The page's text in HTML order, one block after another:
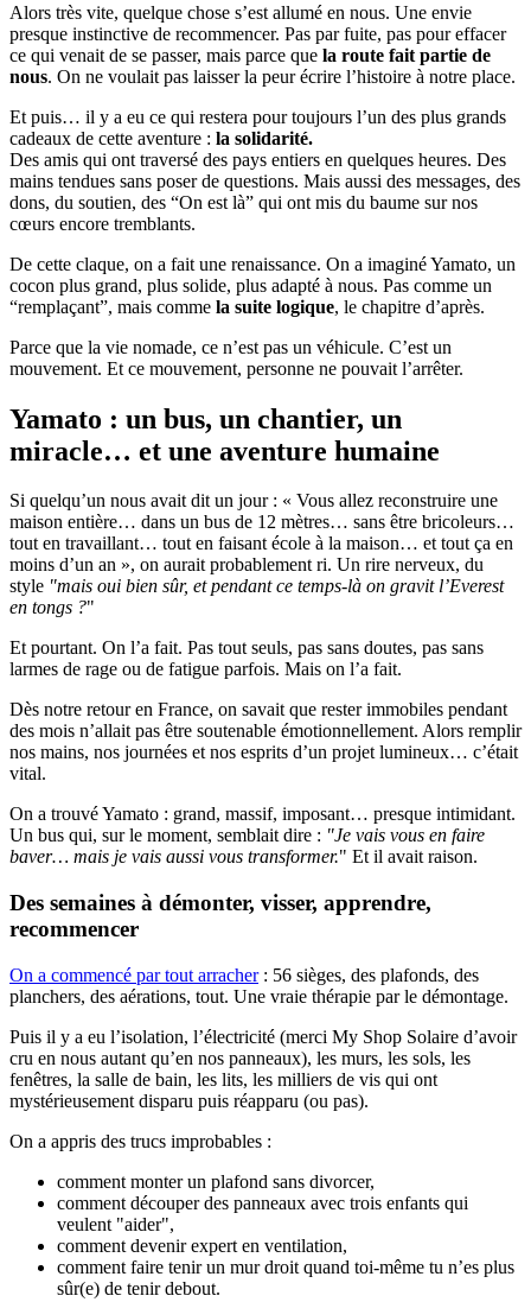
Alors très vite, quelque chose s’est allumé en nous. Une envie
presque instinctive de recommencer. Pas par fuite, pas pour effacer
ce qui venait de se passer, mais parce que la route fait partie de
nous. On ne voulait pas laisser la peur écrire l’histoire à notre place.
Et puis… il y a eu ce qui restera pour toujours l’un des plus grands
cadeaux de cette aventure : la solidarité.
Des amis qui ont traversé des pays entiers en quelques heures. Des
mains tendues sans poser de questions. Mais aussi des messages, des
dons, du soutien, des “On est là” qui ont mis du baume sur nos
cœurs encore tremblants.
De cette claque, on a fait une renaissance. On a imaginé Yamato, un
cocon plus grand, plus solide, plus adapté à nous. Pas comme un
“remplaçant”, mais comme la suite logique, le chapitre d’après.
Parce que la vie nomade, ce n’est pas un véhicule. C’est un
mouvement. Et ce mouvement, personne ne pouvait l’arrêter.
Yamato : un bus, un chantier, un
miracle… et une aventure humaine
Si quelqu’un nous avait dit un jour : « Vous allez reconstruire une
maison entière… dans un bus de 12 mètres… sans être bricoleurs…
tout en travaillant… tout en faisant école à la maison… et tout ça en
moins d’un an », on aurait probablement ri. Un rire nerveux, du
style "mais oui bien sûr, et pendant ce temps-là on gravit l’Everest
en tongs ?"
Et pourtant. On l’a fait. Pas tout seuls, pas sans doutes, pas sans
larmes de rage ou de fatigue parfois. Mais on l’a fait.
Dès notre retour en France, on savait que rester immobiles pendant
des mois n’allait pas être soutenable émotionnellement. Alors remplir
nos mains, nos journées et nos esprits d’un projet lumineux… c’était
vital.
On a trouvé Yamato : grand, massif, imposant… presque intimidant.
Un bus qui, sur le moment, semblait dire : "Je vais vous en faire
baver… mais je vais aussi vous transformer." Et il avait raison.
Des semaines à démonter, visser, apprendre,
recommencer
On a commencé par tout arracher: 56 sièges, des plafonds, des
planchers, des aérations, tout. Une vraie thérapie par le démontage.
Puis il y a eu l’isolation, l’électricité (merci My Shop Solaire d’avoir
cru en nous autant qu’en nos panneaux), les murs, les sols, les
fenêtres, la salle de bain, les lits, les milliers de vis qui ont
mystérieusement disparu puis réapparu (ou pas).
On a appris des trucs improbables :
comment monter un plafond sans divorcer,
comment découper des panneaux avec trois enfants qui
veulent "aider",
comment devenir expert en ventilation,
comment faire tenir un mur droit quand toi-même tu n’es plus
sûr(e) de tenir debout.